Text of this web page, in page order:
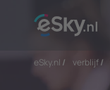
eSky.nl / verblijf/